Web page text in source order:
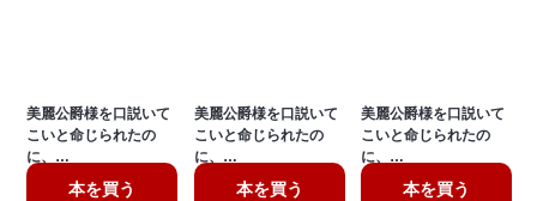
美麗公爵様を口説いて
こいと命じられたの
に、…
本を買う
美麗公爵様を口説いて
こいと命じられたの
に、…
本を買う
美麗公爵様を口説いて
こいと命じられたの
に、…
本を買う